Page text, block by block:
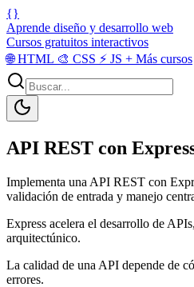
{}
Aprende diseño y desarrollo web
Cursos gratuitos interactivos
🌐HTML 🎨 CSS ⚡ JS + Más cursos
API REST con
Implementa una API REST con
validación de entrada y manejo
Express acelera el desarrollo de
arquitectúnico.
La calidad de una API depende de
errores.